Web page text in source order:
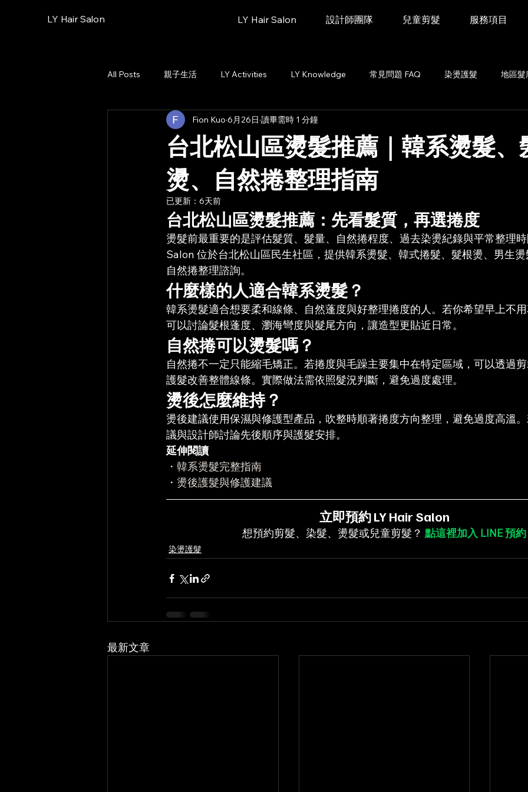
LY Hair Salon LY Hair Salon 設計師團隊 兒童剪髮 服務項目
All Posts 親子生活 LY Activities LY Knowledge 常見問題 FAQ 染燙護髮 地區髮
品牌故事｜LY Hair Salon 台北兒童剪髮文章
台北松山區燙髮推薦｜韓系燙髮、
燙、自然捲整理指南
Fion Kuo 6月26日 讀畢需時 1 分鐘
已更新： 6天前
台北松山區燙髮推薦：先看髮質，再選捲度
燙髮前最重要的是評估髮質、髮量、自然捲程度、過去染燙紀錄與平常整理
Salon 位於台北松山區民生社區，提供韓系燙髮、韓式捲髮、髮根燙、男生
自然捲整理諮詢。
什麼樣的人適合韓系燙髮？
韓系燙髮適合想要柔和線條、自然蓬度與好整理捲度的人。若你希望早上不
可以討論髮根蓬度、瀏海彎度與髮尾方向，讓造型更貼近日常。
自然捲可以燙髮嗎？
自然捲不一定只能縮毛矯正。若捲度與毛躁主要集中在特定區域，可以透過
護髮改善整體線條。實際做法需依照髮況判斷，避免過度處理。
燙後怎麼維持？
燙後建議使用保濕與修護型產品，吹整時順著捲度方向整理，避免過度高溫
議與設計師討論先後順序與護髮安排。
延伸閱讀
・韓系燙髮完整指南
・燙後護髮與修護建議
立即預約 LY Hair Salon
想預約剪髮、染髮、燙髮或兒童剪髮？ 點這裡加入 LINE 預約
染燙護髮
最新文章